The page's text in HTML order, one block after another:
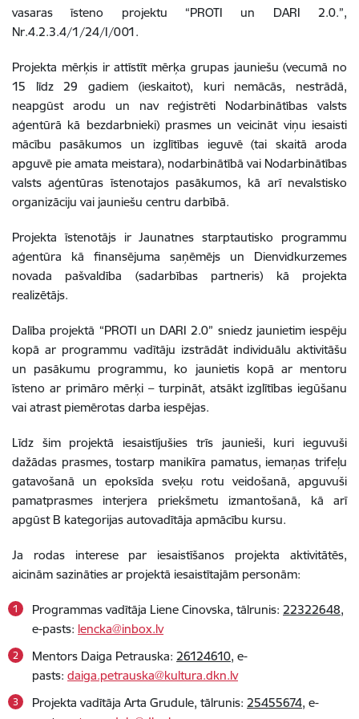
vasaras īsteno projektu “PROTI un DARI 2.0.”,
Nr.4.2.3.4/1/24/I/001.
Projekta mērķis ir attīstīt mērķa grupas jauniešu (vecumā no
15 līdz 29 gadiem (ieskaitot), kuri nemācās, nestrādā,
neapgūst arodu un nav reģistrēti Nodarbinātības valsts
aģentūrā kā bezdarbnieki) prasmes un veicināt viņu iesaisti
mācību pasākumos un izglītības ieguvē (tai skaitā aroda
apguvē pie amata meistara), nodarbinātībā vai Nodarbinātības
valsts aģentūras īstenotajos pasākumos, kā arī nevalstisko
organizāciju vai jauniešu centru darbībā.
Projekta īstenotājs ir Jaunatnes starptautisko programmu
aģentūra kā finansējuma saņēmējs un Dienvidkurzemes
novada pašvaldība (sadarbības partneris) kā projekta
realizētājs.
Dalība projektā “PROTI un DARI 2.0” sniedz jaunietim iespēju
kopā ar programmu vadītāju izstrādāt individuālu aktivitāšu
un pasākumu programmu, ko jaunietis kopā ar mentoru
īsteno ar primāro mērķi – turpināt, atsākt izglītības iegūšanu
vai atrast piemērotas darba iespējas.
Līdz šim projektā iesaistījušies trīs jaunieši, kuri ieguvuši
dažādas prasmes, tostarp manikīra pamatus, iemaņas trifeļu
gatavošanā un epoksīda sveķu rotu veidošanā, apguvuši
pamatprasmes interjera priekšmetu izmantošanā, kā arī
apgūst B kategorijas autovadītāja apmācību kursu.
Ja rodas interese par iesaistīšanos projekta aktivitātēs,
aicinām sazināties ar projektā iesaistītajām personām:
Programmas vadītāja Liene Cinovska, tālrunis: 22322648,
e-pasts: lencka@inbox.lv
Mentors Daiga Petrauska: 26124610, e-
pasts: daiga.petrauska@kultura.dkn.lv
Projekta vadītāja Arta Grudule, tālrunis: 25455674, e-